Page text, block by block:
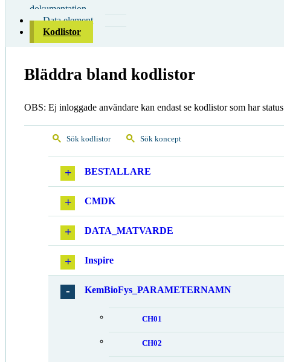
dokumentation
Data element
Kodlistor
Bläddra bland kodlistor
OBS: Ej inloggade användare kan endast se kodlistor som har status
Sök kodlistor Sök koncept
BESTALLARE
CMDK
DATA_MATVARDE
Inspire
KemBioFys_PARAMETERNAMN
CH01
CH02